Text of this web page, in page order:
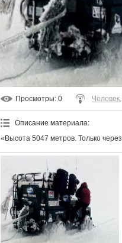
Просмотры: 0
Описание материала:
«Высота 5047 метров. Только